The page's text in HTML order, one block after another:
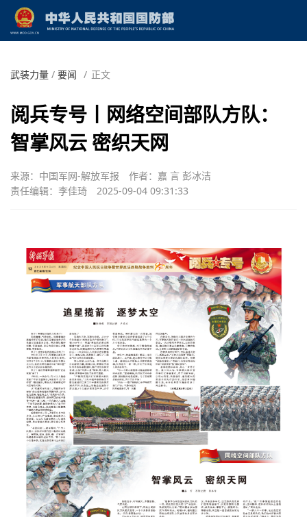
武装力量 / 要闻 / 正文
阅兵专号丨网络空间部队方队：
智掌风云 密织天网
来源：中国军网-解放军报
作者：嘉 言 彭冰洁
责任编辑：李佳琦
2025-09-04 09:31:33